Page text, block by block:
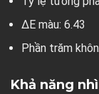
ΔE màu: 6.43
Phần trăm
Khả năng